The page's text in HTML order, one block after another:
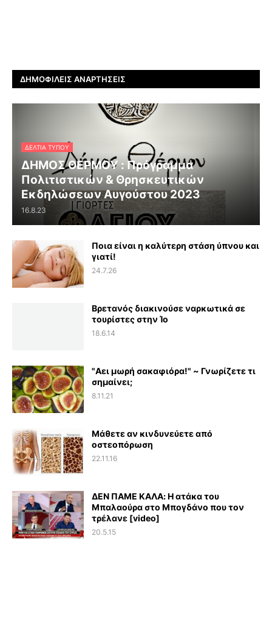
ΔΗΜΟΦΙΛΕΊΣ ΑΝΑΡΤΉΣΕΙΣ
ΔΕΛΤΊΑ ΤΎΠΟΥ
ΔΗΜΟΣ ΘΕΡΜΟΥ : Πρόγραμμα
Πολιτιστικών & Θρησκευτικών
Εκδηλώσεων Αυγούστου 2023
16.8.23
Ποια είναι η καλύτερη στάση ύπνου και
γιατί!
24.7.26
Βρετανός διακινούσε ναρκωτικά σε
τουρίστες στην Ίο
18.6.14
"Αει μωρή σακαφιόρα!" ~ Γνωρίζετε τι
σημαίνει;
8.11.21
Μάθετε αν κινδυνεύετε από
οστεοπόρωση
22.11.16
ΔΕΝ ΠΑΜΕ ΚΑΛΑ: Η ατάκα του
Μπαλαούρα στο Μπογδάνο που τον
τρέλανε [video]
20.5.15